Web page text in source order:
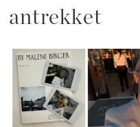
antrekket